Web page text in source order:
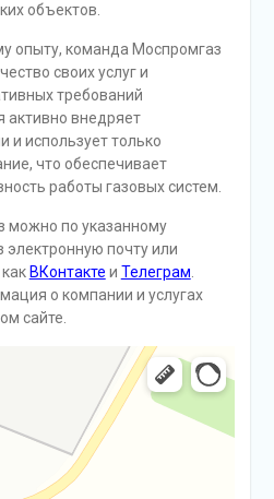
объектов.
опыту, команда Моспромгаз
своих услуг и
требований
активно внедряет
и использует только
что обеспечивает
работы газовых систем.
можно по указанному
электронную почту или
ВКонтакте и Телеграм.
о компании и услугах
сайте.